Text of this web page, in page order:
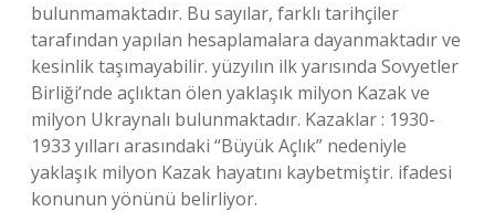
bulunmamaktadır. Bu sayılar, farklı tarihçiler
tarafından yapılan hesaplamalara dayanmaktadır ve
kesinlik taşımayabilir. yüzyılın ilk yarısında Sovyetler
Birliği’nde açlıktan ölen yaklaşık milyon Kazak ve
milyon Ukraynalı bulunmaktadır. Kazaklar : 1930-
1933 yılları arasındaki “Büyük Açlık” nedeniyle
yaklaşık milyon Kazak hayatını kaybetmiştir. ifadesi
konunun yönünü belirliyor.